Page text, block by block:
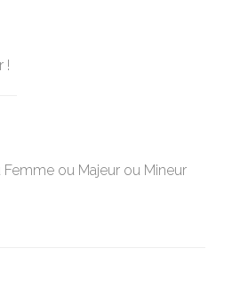
!
ou Majeur ou Mineur